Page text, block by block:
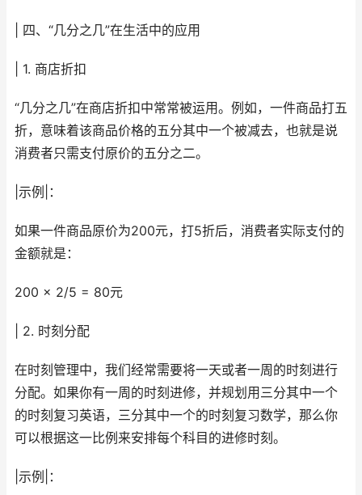
| 四、“几分之几”在生活中的应用
| 1. 商店折扣
“几分之几”在商店折扣中常常被运用。例如，一件商品打五
折，意味着该商品价格的五分其中一个被减去，也就是说
消费者只需支付原价的五分之二。
|示例|：
如果一件商品原价为200元，打5折后，消费者实际支付的
金额就是：
200 × 2/5 = 80元
| 2. 时刻分配
在时刻管理中，我们经常需要将一天或者一周的时刻进行
分配。如果你有一周的时刻进修，并规划用三分其中一个
的时刻复习英语，三分其中一个的时刻复习数学，那么你
可以根据这一比例来安排每个科目的进修时刻。
|示例|：